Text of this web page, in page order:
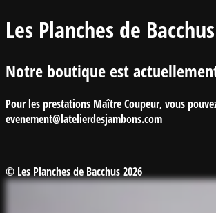
Les Planches de Bacchus
Notre boutique est
Pour les prestations Maître Coupeur, vous
evenement@latelierdesjambons.com
© Les Planches de Bacchus 2026